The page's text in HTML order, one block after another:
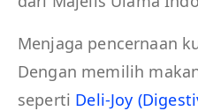
Menjaga pencernaan
Dengan memilih
seperti Deli-Joy